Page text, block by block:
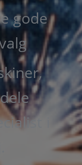
gode
i